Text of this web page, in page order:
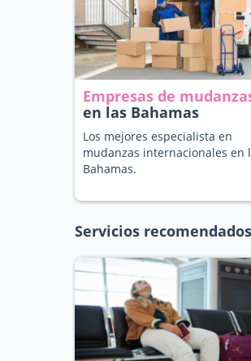
Empresas de
en las Bahamas
Los mejores especialista en
mudanzas internacionales en
Bahamas.
Servicios